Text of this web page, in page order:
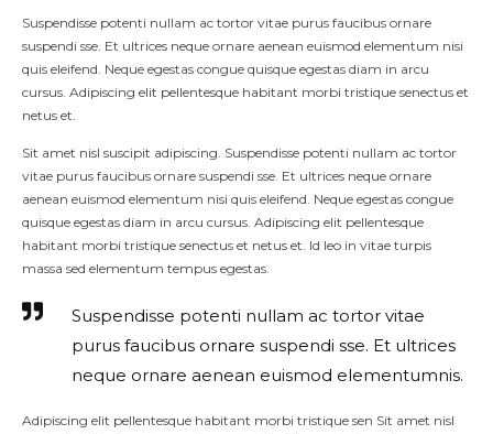
Suspendisse potenti nullam ac tortor vitae purus faucibus ornare
suspendi sse. Et ultrices neque ornare aenean euismod elementum nisi
quis eleifend. Neque egestas congue quisque egestas diam in arcu
cursus. Adipiscing elit pellentesque habitant morbi tristique senectus et
netus et.
Sit amet nisl suscipit adipiscing. Suspendisse potenti nullam ac tortor
vitae purus faucibus ornare suspendi sse. Et ultrices neque ornare
aenean euismod elementum nisi quis eleifend. Neque egestas congue
quisque egestas diam in arcu cursus. Adipiscing elit pellentesque
habitant morbi tristique senectus et netus et. Id leo in vitae turpis
massa sed elementum tempus egestas.
Suspendisse potenti nullam ac tortor vitae
purus faucibus ornare suspendi sse. Et ultrices
neque ornare aenean euismod elementumnis.
Adipiscing elit pellentesque habitant morbi tristique sen Sit amet nisl